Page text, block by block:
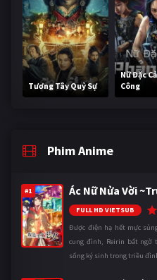
Tương Tây Quỷ Sự
Nữ Đặc
Công
Phim Anime
#1 Ác Nữ Nửa Vời
FULL HD VIETSUB
Được điện hạ hết mực
cung đình, Reirin bất ngờ
sống ký sinh trong triều